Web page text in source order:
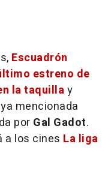
Escuadrón
estreno de
la taquillay
mencionada
por Gal Gadot.
a los cines La liga